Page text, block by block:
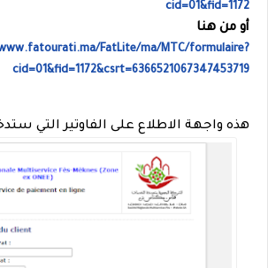
cid=01&fid=1172
أو من هنا
FatLite/ma/MTC/formulaire?
cid=01&fid=1172&csrt=6366521067347453719
هذه واجهة الاطلاع على الفاوتير التي